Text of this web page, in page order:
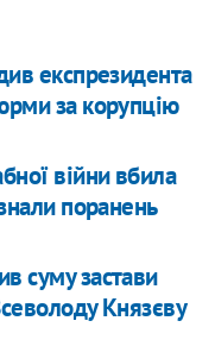
експрезидента
за корупцію
війни вбила
поранень
суму застави
Князєву